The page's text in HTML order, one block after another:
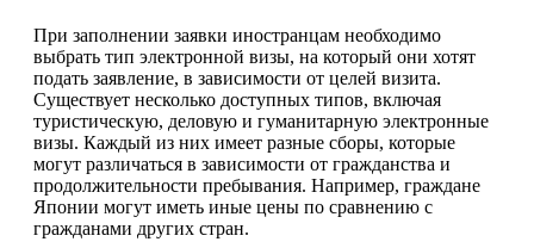
При заполнении заявки иностранцам необходимо
выбрать тип электронной визы, на который они хотят
подать заявление, в зависимости от целей визита.
Существует несколько доступных типов, включая
туристическую, деловую и гуманитарную электронные
визы. Каждый из них имеет разные сборы, которые
могут различаться в зависимости от гражданства и
продолжительности пребывания. Например, граждане
Японии могут иметь иные цены по сравнению с
гражданами других стран.